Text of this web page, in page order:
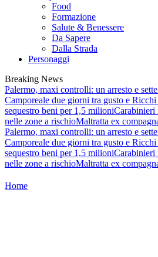
Food
Formazione
Salute & Benessere
Da Sapere
Dalla Strada
Personaggi
Breaking News
Palermo, maxi controlli: un arresto e
Camporeale due giorni tra gusto e Ricchi
sequestro beni per 1,5 milioniCarabinieri
nelle zone a rischioMaltratta ex
Palermo, maxi controlli: un arresto e
Camporeale due giorni tra gusto e Ricchi
sequestro beni per 1,5 milioniCarabinieri
nelle zone a rischioMaltratta ex
Home